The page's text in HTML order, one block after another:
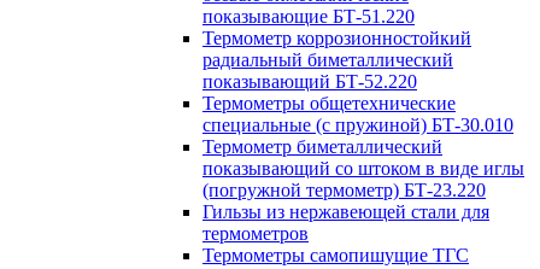
показывающие БТ-51.220
Термометр коррозионностойкий
радиальный биметаллический
показывающий БТ-52.220
Термометры общетехнические
специальные (с пружиной) БТ-30.010
Термометр биметаллический
показывающий со штоком в виде иглы
(погружной термометр) БТ-23.220
Гильзы из нержавеющей стали для
термометров
Термометры самопишущие ТГС